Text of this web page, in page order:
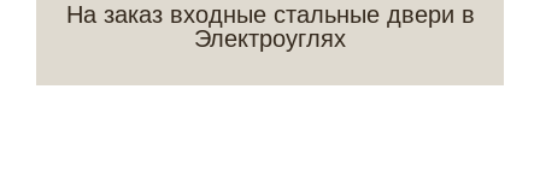
На заказ входные стальные двери в
Электроуглях